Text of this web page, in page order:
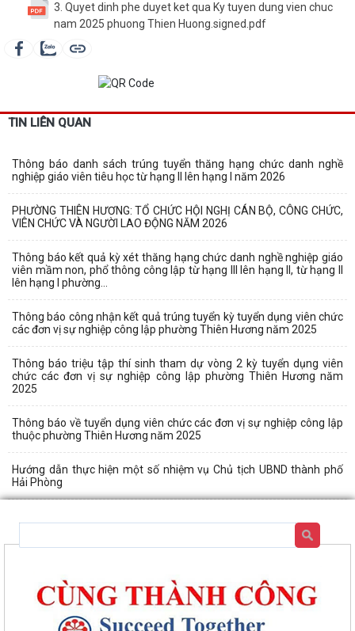
3. Quyet dinh phe duyet ket qua Ky tuyen dung vien chuc
nam 2025 phuong Thien Huong.signed.pdf
TIN LIÊN QUAN
Thông báo danh sách trúng tuyển thăng hạng chức danh nghề
nghiệp giáo viên tiêu học từ hạng II lên hạng I năm 2026
PHƯỜNG THIÊN HƯƠNG: TỔ CHỨC HỘI NGHỊ CÁN BỘ, CÔNG CHỨC,
VIÊN CHỨC VÀ NGƯỜI LAO ĐỘNG NĂM 2026
Thông báo kết quả kỳ xét thăng hạng chức danh nghề nghiệp giáo
viên mầm non, phổ thông công lập từ hạng III lên hạng II, từ hạng II
lên hạng I phường...
Thông báo công nhận kết quả trúng tuyển kỳ tuyển dụng viên chức
các đơn vị sự nghiệp công lập phường Thiên Hương năm 2025
Thông báo triệu tập thí sinh tham dự vòng 2 kỳ tuyển dụng viên
chức các đơn vị sự nghiệp công lập phường Thiên Hương năm
2025
Thông báo về tuyển dụng viên chức các đơn vị sự nghiệp công lập
thuộc phường Thiên Hương năm 2025
Hướng dẫn thực hiện một số nhiệm vụ Chủ tịch UBND thành phố
Hải Phòng